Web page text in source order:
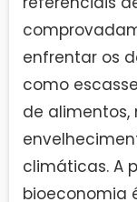
enfrentar os
como
de alimentos,
climáticas. A
bioeconomia